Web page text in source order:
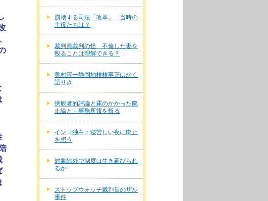
崩壊する司法「改革」 当時の
主役たちは？
裁判員裁判の怪 不倫した妻を
殴ることは理解できる？
奥村淳一静岡地検検事正はかく
語りき
傍観者的評論と霧のかかった廃
止論と－事務所報を斬る
インコ独白：寝苦しい夜に廃止
を想う
対象除外で制度は生き延びられ
るか
ストップウォッチ裁判長のザル
事件